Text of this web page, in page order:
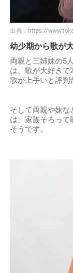
出典： https://
幼少期から歌が
両親と三姉妹の5
は、歌が大好きで
歌が上手いと評判
そして両親や妹な
は、家族そろって
そうです。